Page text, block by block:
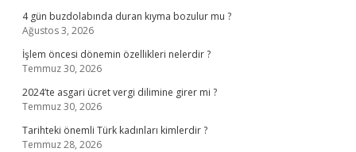
4 gün buzdolabında duran kıyma bozulur mu ?
Ağustos 3, 2026
İşlem öncesi dönemin özellikleri nelerdir ?
Temmuz 30, 2026
2024’te asgari ücret vergi dilimine girer mi ?
Temmuz 30, 2026
Tarihteki önemli Türk kadınları kimlerdir ?
Temmuz 28, 2026